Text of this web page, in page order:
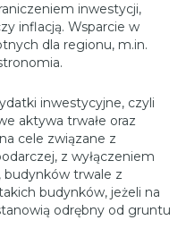
inwestycji,
inflacją. Wsparcie w
dla regionu, m.in.
inwestycyjne, czyli
aktywa trwałe oraz
cele związane z
z wyłączeniem
trwale z
budynków, jeżeli na
odrębny od gruntu